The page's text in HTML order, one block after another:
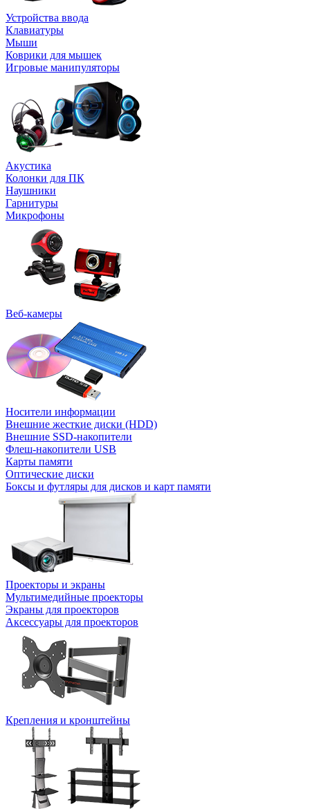
Устройства ввода
Клавиатуры
Мыши
Коврики для мышек
Игровые манипуляторы
Акустика
Колонки для ПК
Наушники
Гарнитуры
Микрофоны
Веб-камеры
Носители информации
Внешние жесткие диски (HDD)
Внешние SSD-накопители
Флеш-накопители USB
Карты памяти
Оптические диски
Боксы и футляры для дисков и карт памяти
Проекторы и экраны
Мультимедийные проекторы
Экраны для проекторов
Аксессуары для проекторов
Крепления и кронштейны